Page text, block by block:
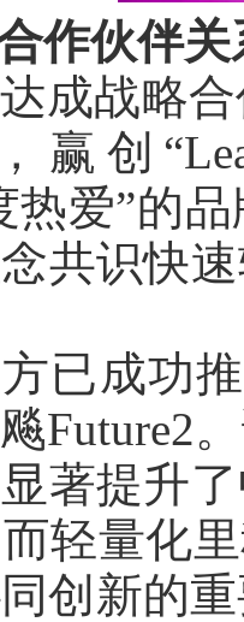
作伙伴
成战略
赢创
热爱”的
共识快
已成功
Future2
著提升
轻量化
创新的